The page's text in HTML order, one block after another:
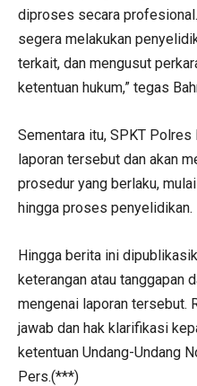
diproses secara
segera melakukan
terkait, dan mengusut
ketentuan hukum,” tegas
Sementara itu, SPKT
laporan tersebut dan akan
prosedur yang berlaku,
hingga proses penyelidikan.
Hingga berita ini
keterangan atau tanggapan
mengenai laporan tersebut.
jawab dan hak klarifikasi
ketentuan Undang-Undang
Pers.(***)